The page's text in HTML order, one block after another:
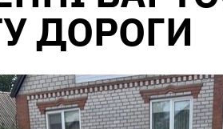
ДОРОГИ